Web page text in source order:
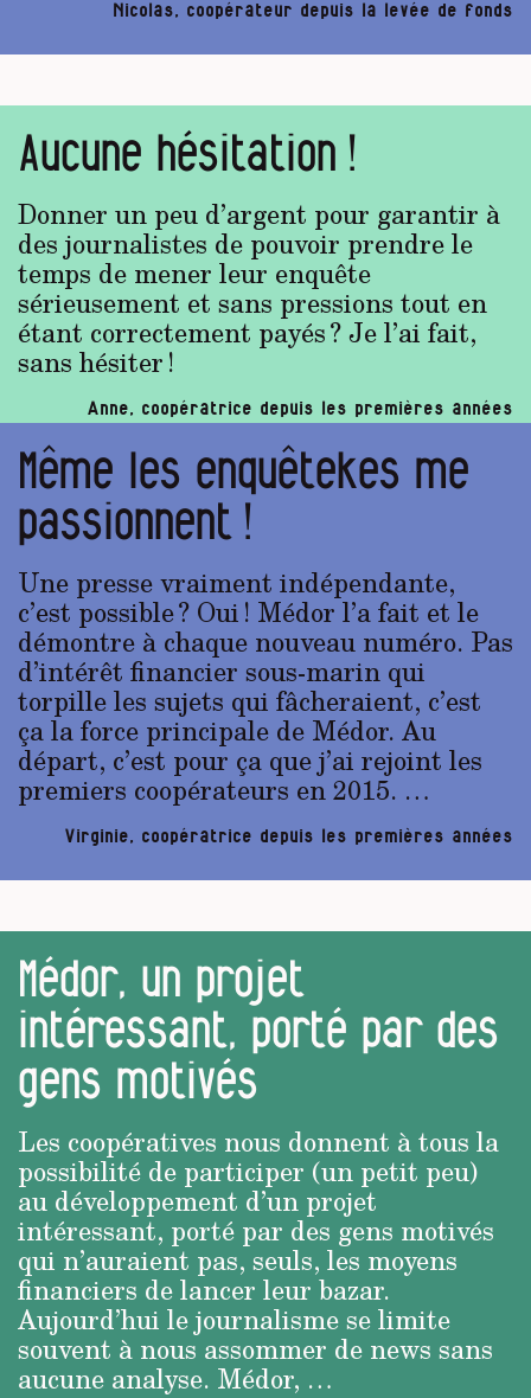
Nicolas, coopérateur depuis la levée de fonds
Aucune hésitation !
Donner un peu d’argent pour garantir à
des journalistes de pouvoir prendre le
temps de mener leur enquête
sérieusement et sans pressions tout en
étant correctement payés ? Je l’ai fait,
sans hésiter !
Anne, coopératrice depuis les premières années
Même les enquêtekes me
passionnent !
Une presse vraiment indépendante,
c’est possible ? Oui ! Médor l’a fait et le
démontre à chaque nouveau numéro. Pas
d’intérêt financier sous-marin qui
torpille les sujets qui fâcheraient, c’est
ça la force principale de Médor. Au
départ, c’est pour ça que j’ai rejoint les
premiers coopérateurs en 2015. …
Virginie, coopératrice depuis les premières années
Médor, un projet
intéressant, porté par des
gens motivés
Les coopératives nous donnent à tous la
possibilité de participer (un petit peu)
au développement d’un projet
intéressant, porté par des gens motivés
qui n’auraient pas, seuls, les moyens
financiers de lancer leur bazar.
Aujourd’hui le journalisme se limite
souvent à nous assommer de news sans
aucune analyse. Médor, …